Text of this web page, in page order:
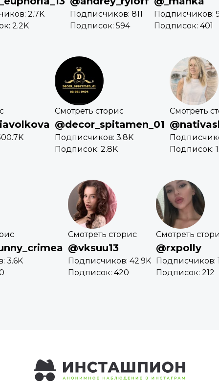
2.7K
2.2K
Подписчиков: 811
Подписок: 594
Подписчиков:
Подписок: 401
Смотреть сторис
@decor_spitamen_01
Подписчиков: 3.8K
Подписок: 2.8K
Смотреть
Подписок:
3.6K
Смотреть сторис
@vksuu13
Подписчиков: 42.9K
Подписок: 420
Смотреть
@rxpolly
Подписчиков:
Подписок: 212